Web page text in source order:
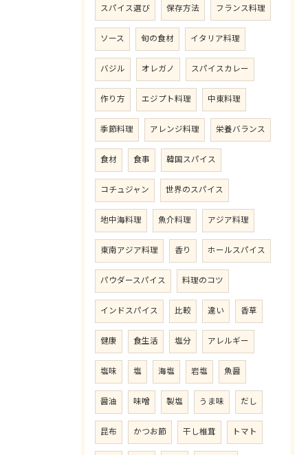
スパイス選び 保存方法 フランス料理
ソース 旬の食材 イタリア料理
バジル オレガノ スパイスカレー
作り方 エジプト料理 中東料理
季節料理 アレンジ料理 栄養バランス
食材 食事 韓国スパイス
コチュジャン 世界のスパイス
地中海料理 魚介料理 アジア料理
東南アジア料理 香り ホールスパイス
パウダースパイス 料理のコツ
インドスパイス 比較 違い 香草
健康 食生活 塩分 アレルギー
塩味 塩 海塩 岩塩 魚醤
醤油 味噌 製塩 うま味 だし
昆布 かつお節 干し椎茸 トマト